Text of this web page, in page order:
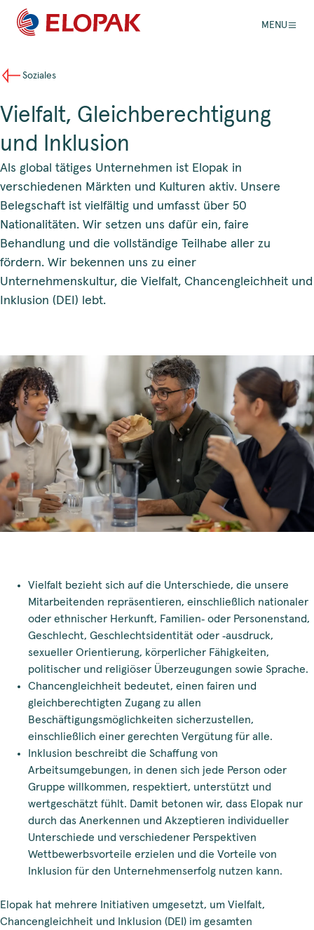
MENU
Soziales
Vielfalt, Gleichberechtigung
und Inklusion
Als global tätiges Unternehmen ist Elopak in
verschiedenen Märkten und Kulturen aktiv. Unsere
Belegschaft ist vielfältig und umfasst über 50
Nationalitäten. Wir setzen uns dafür ein, faire
Behandlung und die vollständige Teilhabe aller zu
fördern. Wir bekennen uns zu einer
Unternehmenskultur, die Vielfalt, Chancengleichheit und
Inklusion (DEI) lebt.
Vielfalt bezieht sich auf die Unterschiede, die unsere
Mitarbeitenden repräsentieren, einschließlich nationaler
oder ethnischer Herkunft, Familien‑ oder Personenstand,
Geschlecht, Geschlechtsidentität oder ‑ausdruck,
sexueller Orientierung, körperlicher Fähigkeiten,
politischer und religiöser Überzeugungen sowie Sprache.
Chancengleichheit bedeutet, einen fairen und
gleichberechtigten Zugang zu allen
Beschäftigungsmöglichkeiten sicherzustellen,
einschließlich einer gerechten Vergütung für alle.
Inklusion beschreibt die Schaffung von
Arbeitsumgebungen, in denen sich jede Person oder
Gruppe willkommen, respektiert, unterstützt und
wertgeschätzt fühlt. Damit betonen wir, dass Elopak nur
durch das Anerkennen und Akzeptieren individueller
Unterschiede und verschiedener Perspektiven
Wettbewerbsvorteile erzielen und die Vorteile von
Inklusion für den Unternehmenserfolg nutzen kann.
Elopak hat mehrere Initiativen umgesetzt, um Vielfalt,
Chancengleichheit und Inklusion (DEI) im gesamten